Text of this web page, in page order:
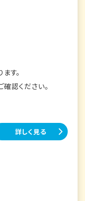
す。
確認ください。
詳しく見る